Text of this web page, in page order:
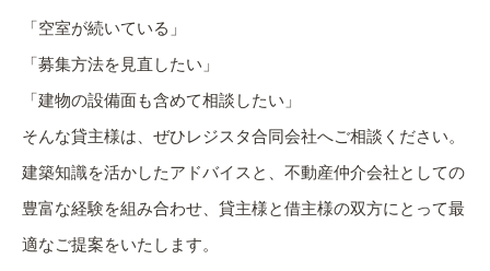
「空室が続いている」
「募集方法を見直したい」
「建物の設備面も含めて相談したい」
そんな貸主様は、ぜひレジスタ合同会社へご相談ください。
建築知識を活かしたアドバイスと、不動産仲介会社としての
豊富な経験を組み合わせ、貸主様と借主様の双方にとって最
適なご提案をいたします。